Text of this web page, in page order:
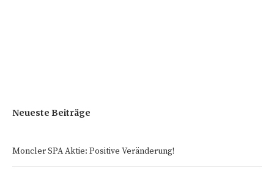
Neueste Beiträge
Moncler SPA Aktie: Positive Veränderung!